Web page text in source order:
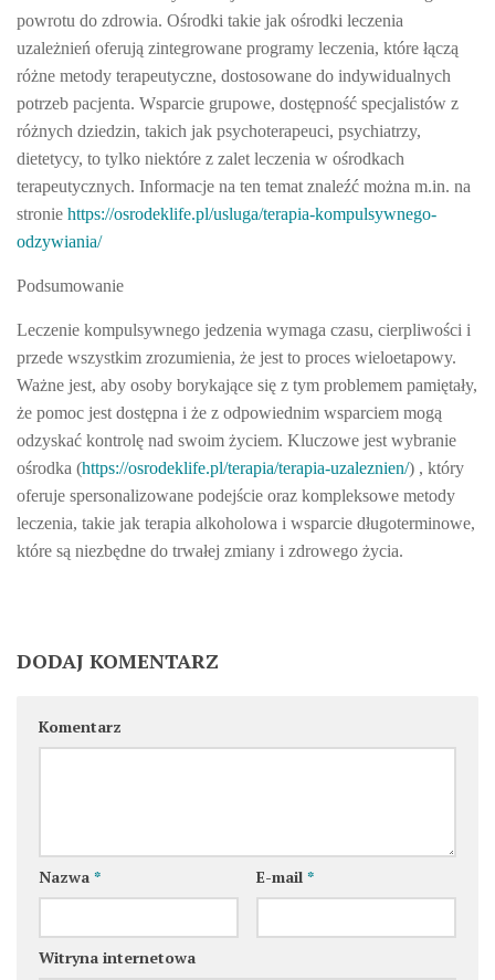
powrotu do zdrowia. Ośrodki takie jak ośrodki leczenia
uzależnień oferują zintegrowane programy leczenia, które łączą
różne metody terapeutyczne, dostosowane do indywidualnych
potrzeb pacjenta. Wsparcie grupowe, dostępność specjalistów z
różnych dziedzin, takich jak psychoterapeuci, psychiatrzy,
dietetycy, to tylko niektóre z zalet leczenia w ośrodkach
terapeutycznych. Informacje na ten temat znaleźć można m.in. na
stronie https://osrodeklife.pl/usluga/terapia-kompulsywnego-
odzywiania/
Podsumowanie
Leczenie kompulsywnego jedzenia wymaga czasu, cierpliwości i
przede wszystkim zrozumienia, że jest to proces wieloetapowy.
Ważne jest, aby osoby borykające się z tym problemem pamiętały,
że pomoc jest dostępna i że z odpowiednim wsparciem mogą
odzyskać kontrolę nad swoim życiem. Kluczowe jest wybranie
ośrodka (https://osrodeklife.pl/terapia/terapia-uzaleznien/) , który
oferuje spersonalizowane podejście oraz kompleksowe metody
leczenia, takie jak terapia alkoholowa i wsparcie długoterminowe,
które są niezbędne do trwałej zmiany i zdrowego życia.
DODAJ KOMENTARZ
Komentarz
Nazwa * E-mail *
Witryna internetowa